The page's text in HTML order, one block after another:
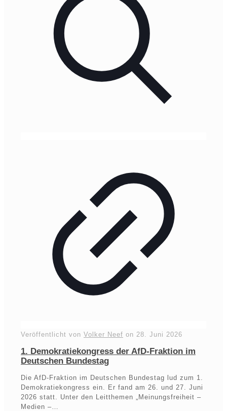
Veröffentlicht von Volker Neef on 28. Juni 2026
1. Demokratiekongress der AfD-Fraktion im
Deutschen Bundestag
Die AfD-Fraktion im Deutschen Bundestag lud zum 1.
Demokratiekongress ein. Er fand am 26. und 27. Juni
2026 statt. Unter den Leitthemen „Meinungsfreiheit –
Medien –…